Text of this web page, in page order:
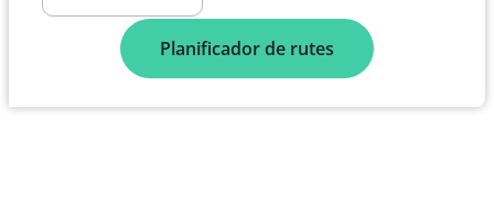
Planificador de rutes